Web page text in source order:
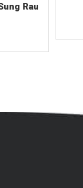
Rau